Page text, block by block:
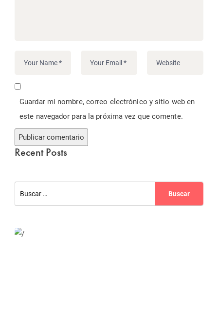
Guardar mi nombre, correo electrónico y sitio web en
este navegador para la próxima vez que comente.
Recent Posts